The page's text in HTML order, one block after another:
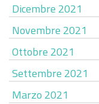
Dicembre 2021
Novembre 2021
Ottobre 2021
Settembre 2021
Marzo 2021